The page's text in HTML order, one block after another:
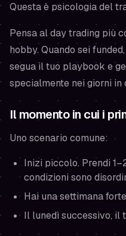
Questa è psicologia del
Pensa al day trading più
hobby. Quando sei
segua il tuo playbook e
specialmente nei giorni in
Il momento in cui i
Uno scenario comune:
Inizi piccolo. Prendi
condizioni sono
Hai una settimana
Il lunedì successivo, il